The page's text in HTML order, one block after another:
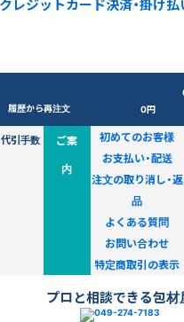
履歴から再注文
0円
代引手数
ご案
内
初めてのお客様
お支払い・配送
注文の取り消し・返
品
よくある質問
お問い合わせ
特定商取引の表示
プロと相談できる包材